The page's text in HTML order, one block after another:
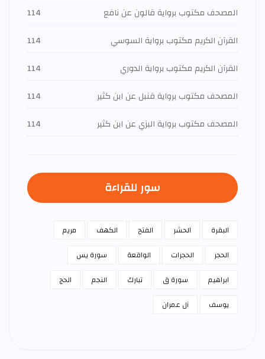
المصحف مكتوب برواية قالون عن نافع
114
القرآن الكريم مكتوب برواية السوسي
114
القرآن الكريم مكتوب برواية الدوري
114
المصحف مكتوب برواية قنبل عن ابن كثير
114
المصحف مكتوب برواية البزي عن ابن كثير
114
سور للقراءة
البقرة الحشر الفتح الكهف
مريم
الحجر
الحجرات الواقعة
سورة يس
ابراهيم
سورة ق تبارك النجم
الحج
يوسف
آل عمران